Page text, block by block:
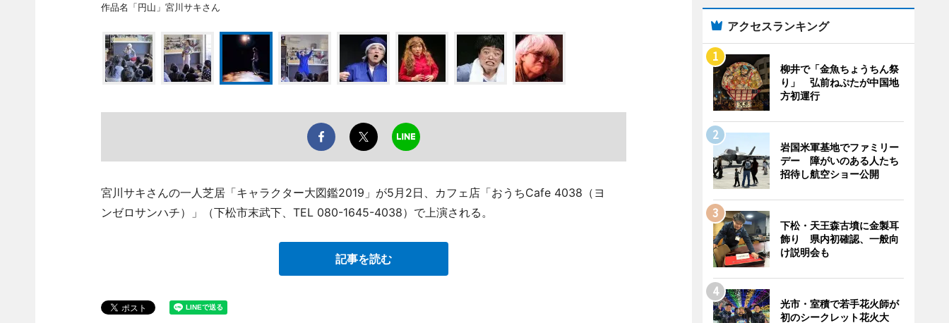
作品名「円山」宮川サキさん
宮川サキさんの一人芝居「キャラクター大図鑑2019」が5月2日、カフェ店「おうちCafe 4038（ヨ
ンゼロサンハチ）」（下松市末武下、TEL 080-1645-4038）で上演される。
記事を読む
アクセスランキング
柳井で「金魚ちょうちん祭
り」 弘前ねぷたが中国地
方初運行
岩国米軍基地でファミリー
デー 障がいのある人たち
招待し航空ショー公開
下松・天王森古墳に金製耳
飾り 県内初確認、一般向
け説明会も
光市・室積で若手花火師が
初のシークレット花火大